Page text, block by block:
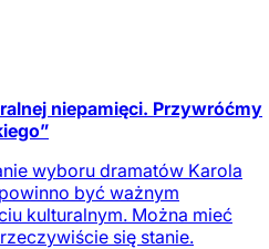
niepamięci. Przywróćmy
wyboru dramatów Karola
być ważnym
kulturalnym. Można mieć
się stanie.